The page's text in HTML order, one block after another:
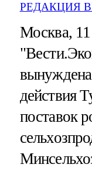
РЕДАКЦИЯ
Москва,
вынуждена
действия
поставок